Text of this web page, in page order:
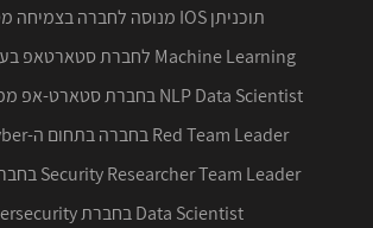
תוכניתן IOS מנוסה לחברה בצמיחה מטאורית
Machine Learning לחברת סטארטאפ בעולם הרפואי
NLP Data Scientist בחברת סטארט-אפ ממומנת ויציבה
Red Team Leader בחברה בתחום ה-Cyber ההגנתי
Security Researcher Team Leader בחברה טכנולוגית
Data Scientist בחברת Cybersecurity